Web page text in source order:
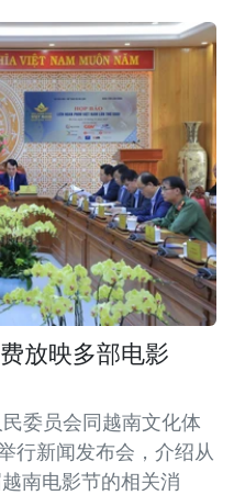
放映多部电影
民委员会同越南文化体
行新闻发布会，介绍从
越南电影节的相关消